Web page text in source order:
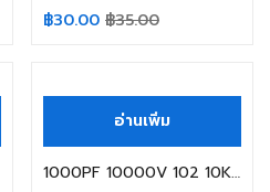
฿30.00 ฿35.00
อ่านเพิ่ม
1000PF 10000V 102 10KV